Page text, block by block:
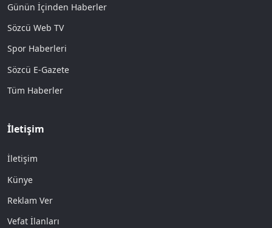
Günün İçinden Haberler
Sözcü Web TV
Spor Haberleri
Sözcü E-Gazete
Tüm Haberler
İletişim
İletişim
Künye
Reklam Ver
Vefat İlanları